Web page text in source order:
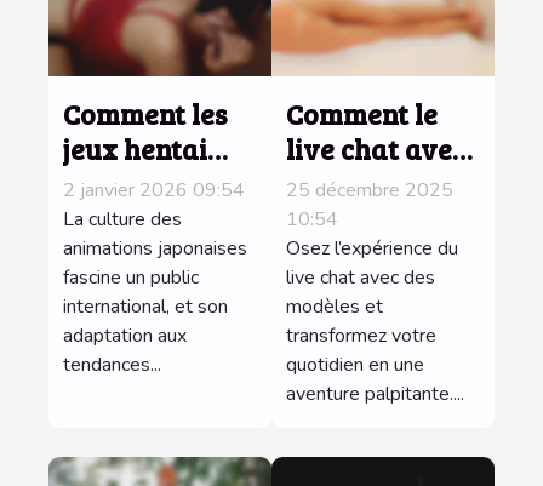
Comment les
jeux hentai
influencent-ils
la culture des
animations
japonaises ?
2 janvier 2026 09:54
La culture des
animations japonaises
fascine un public
international, et son
adaptation aux
tendances...
Comment le
live chat avec
des modèles
peut pimenter
votre
quotidien ?
25 décembre 2025
10:54
Osez l’expérience du
live chat avec des
modèles et
transformez votre
quotidien en une
aventure palpitante....